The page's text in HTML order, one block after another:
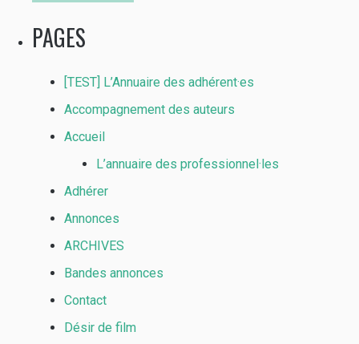
PAGES
[TEST] L’Annuaire des adhérent·es
Accompagnement des auteurs
Accueil
L’annuaire des professionnel·les
Adhérer
Annonces
ARCHIVES
Bandes annonces
Contact
Désir de film